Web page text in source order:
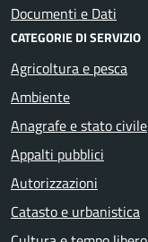
Documenti e Dati
CATEGORIE DI SERVIZIO
Agricoltura e pesca
Ambiente
Anagrafe e stato civile
Appalti pubblici
Autorizzazioni
Catasto e urbanistica